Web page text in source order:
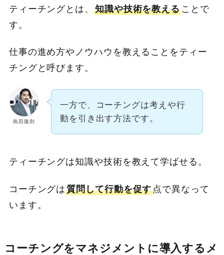
ティーチングとは、 知識や技術を教えることで
す。
仕事の進め方やノウハウを教えることをティー
チングと呼びます。
島田隆則
一方で、コーチングは考えや行
動を引き出す方法です。
ティーチングは知識や技術を教えて学ばせる。
コーチングは質問して行動を促す点で異なって
います。
コーチングをマネジメントに導入するメ